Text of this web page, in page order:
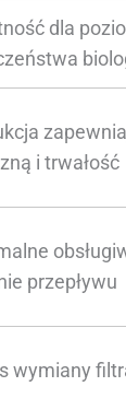
dla
i trwałość
przepływu
wymiany